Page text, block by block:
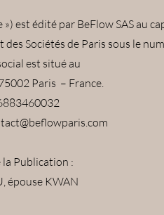
») est édité par BeFlow SAS au
Sociétés de Paris sous le
est situé au
Paris – France.
Publication :
épouse KWAN